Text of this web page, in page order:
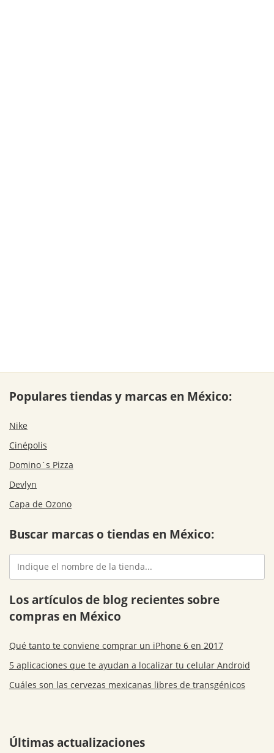
Populares tiendas y marcas en México:
Nike
Cinépolis
Domino´s Pizza
Devlyn
Capa de Ozono
Buscar marcas o tiendas en México:
Los artículos de blog recientes sobre
compras en México
Qué tanto te conviene comprar un iPhone 6 en 2017
5 aplicaciones que te ayudan a localizar tu celular Android
Cuáles son las cervezas mexicanas libres de transgénicos
Últimas actualizaciones